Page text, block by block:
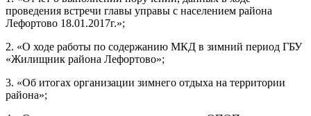
проведения встречи главы управы с населением района
Лефортово 18.01.2017г.»;
2. «О ходе работы по содержанию МКД в зимний период ГБУ
«Жилищник района Лефортово»;
3. «Об итогах организации зимнего отдыха на территории
района»;